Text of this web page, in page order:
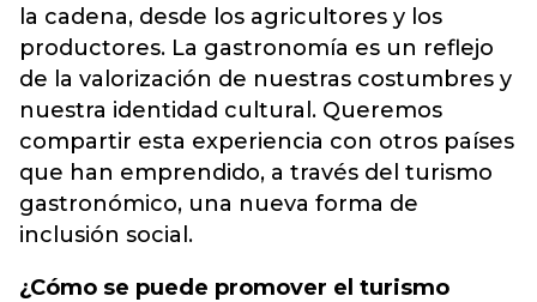
la cadena, desde los agricultores y los
productores. La gastronomía es un reflejo
de la valorización de nuestras costumbres y
nuestra identidad cultural. Queremos
compartir esta experiencia con otros países
que han emprendido, a través del turismo
gastronómico, una nueva forma de
inclusión social.
¿Cómo se puede promover el turismo